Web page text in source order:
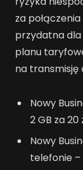
za
przydatna
planu
na transmisję
Nowy
2 GB za 20
Nowy
telefonie –